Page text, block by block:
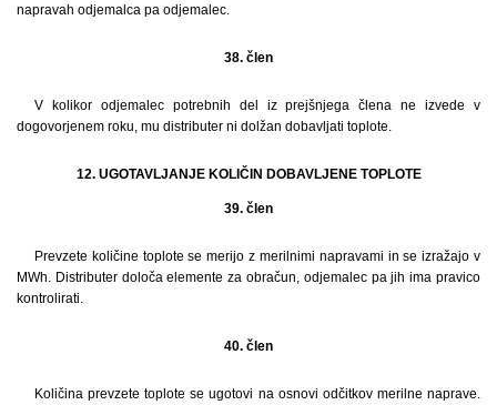
napravah odjemalca pa odjemalec.
38. člen
V kolikor odjemalec potrebnih del iz prejšnjega člena ne izvede v
dogovorjenem roku, mu distributer ni dolžan dobavljati toplote.
12. UGOTAVLJANJE KOLIČIN DOBAVLJENE TOPLOTE
39. člen
Prevzete količine toplote se merijo z merilnimi napravami in se izražajo v
MWh. Distributer določa elemente za obračun, odjemalec pa jih ima pravico
kontrolirati.
40. člen
Količina prevzete toplote se ugotovi na osnovi odčitkov merilne naprave.